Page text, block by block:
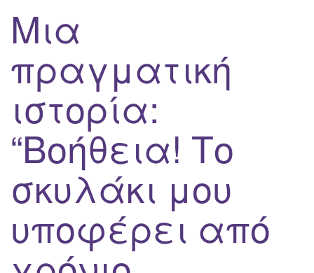
Μια
πραγματική
ιστορία:
“Βοήθεια! Το
σκυλάκι μου
υποφέρει από